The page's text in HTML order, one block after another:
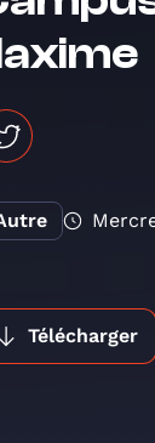
Télécharger